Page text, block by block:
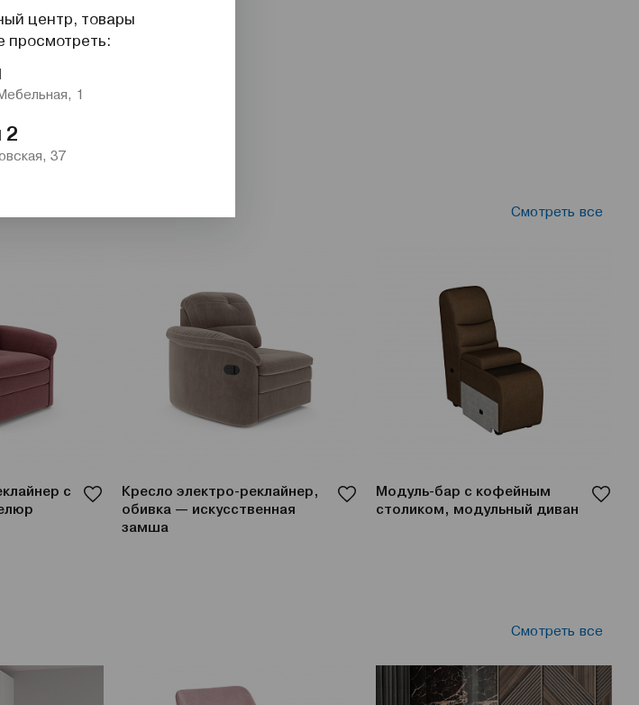
Смотреть все
с
Кресло электро-реклайнер,
обивка — искусственная
замша
Модуль-бар с кофейным
столиком, модульный диван
Смотреть все
центр, товары
просмотреть:
1
2
37